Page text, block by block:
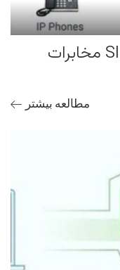
راهکارهای تغییر خط E1 به SIP مخابرات
مطالعه بیشتر